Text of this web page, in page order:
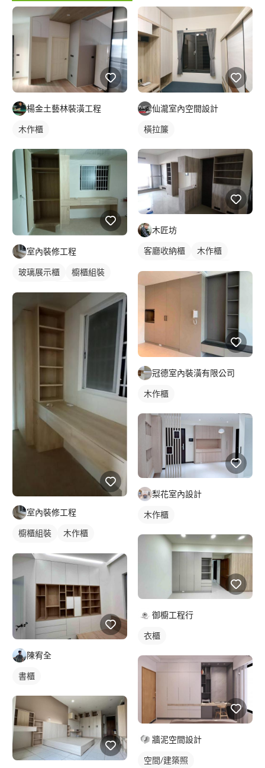
楊金土藝林裝潢工程
木作櫃
室內裝修工程
玻璃展示櫃
櫥櫃組裝
室內裝修工程
櫥櫃組裝
木作櫃
陳宥全
書櫃
仙瀧室內空間設計
橫拉簾
木匠坊
客廳收納櫃
木作櫃
冠德室內裝潢有限公司
木作櫃
梨花室內設計
木作櫃
御櫥工程行
衣櫃
牆泥空間設計
空間/建築照